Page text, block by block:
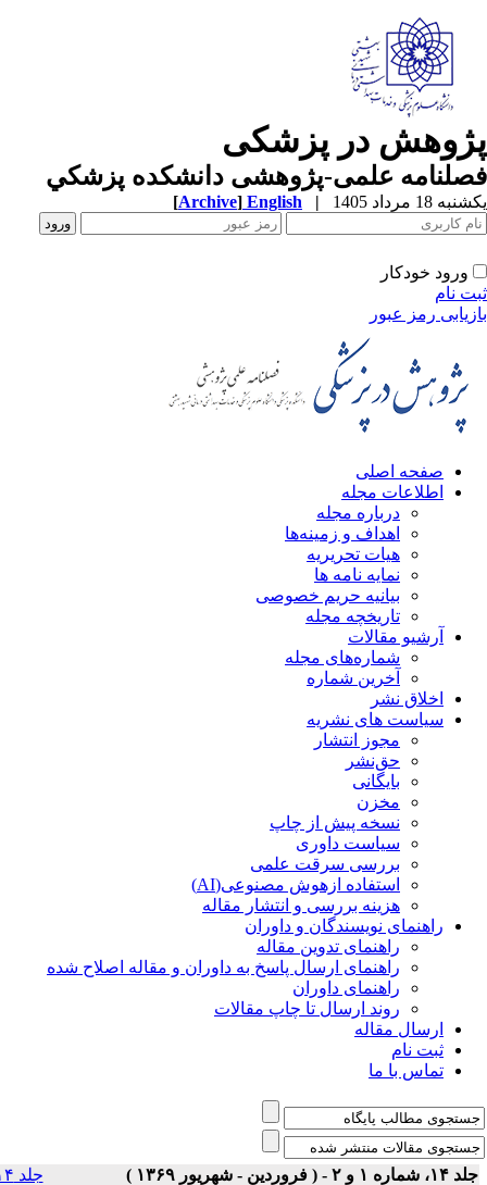
در پزشکی
علمی-پژوهشی دانشکده پزشکي
18 مرداد 1405 |
English
[Archive]
ورود خودکار
نام
رمز عبور
صفحه اصلی
اطلاعات مجله
درباره مجله
اهداف و زمینه‌ها
هیات تحریریه
نمایه نامه ها
بیانیه حریم خصوصی
تاریخچه مجله
آرشیو مقالات
شماره‌های مجله
آخرین شماره
اخلاق نشر
سیاست های نشریه
مجوز انتشار
حق‌نشر
بایگانی
مخزن
نسخه پیش از چاپ
سیاست داوری
بررسی سرقت علمی
استفاده ازهوش مصنوعی(AI)
هزینه بررسی و انتشار مقاله
راهنمای نویسندگان و داوران
راهنمای تدوین مقاله
راهنمای ارسال پاسخ به داوران و مقاله اصلاح شده
راهنمای داوران
روند ارسال تا چاپ مقالات
ارسال مقاله
ثبت نام
تماس با ما
۱ و ۲ - ( فروردین - شهریور ۱۳۶۹ )
جلد ۱۴